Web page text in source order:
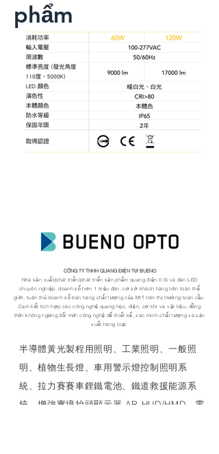
phẩm
CÔNG TY TNHH QUANG ĐIỆN TỬ BUENO
Nhà sản xuất/phát triển/phát triển sản phẩm quang điện ô tô và đèn LED
chuyên nghiệp, doanh số hơn 1 triệu đèn, cơ sở khách hàng trên toàn thế
giới, tuân thủ doanh số bán hàng chất lượng của MIT trên thị trường toàn cầu.
Cam kết tích hợp các công nghệ quang học, điện, cơ khí và vật liệu, đồng
thời không ngừng đổi mới công nghệ để thiết kế, xác minh chất lượng và sản
xuất hàng loạt.
​半導體黃光製程用照明、工業照明、一般照
明、植物生長燈、車用警示燈控制照明系
統、拉力賽賽車鋰鐵電池、鐵道救援能源系
統、增強實境抬頭顯示器 AR HUD/HMD、電